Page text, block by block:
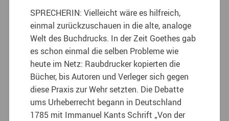
SPRECHERIN: Vielleicht wäre es hilfreich,
einmal zurückzuschauen in die alte, analoge
Welt des Buchdrucks. In der Zeit Goethes gab
es schon einmal die selben Probleme wie
heute im Netz: Raubdrucker kopierten die
Bücher, bis Autoren und Verleger sich gegen
diese Praxis zur Wehr setzten. Die Debatte
ums Urheberrecht begann in Deutschland
1785 mit Immanuel Kants Schrift „Von der